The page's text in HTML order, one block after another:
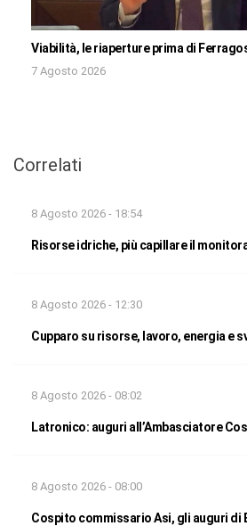
Viabilità, le riaperture prima di
7 Agosto 2026
Correlati
8 Agosto 2026 - 18:54
Risorse idriche, più capillare il
8 Agosto 2026 - 12:30
Cupparo su risorse, lavoro, energia e
8 Agosto 2026 - 08:02
Latronico: auguri all’Ambasciatore
8 Agosto 2026 - 08:00
Cospito commissario Asi, gli auguri di